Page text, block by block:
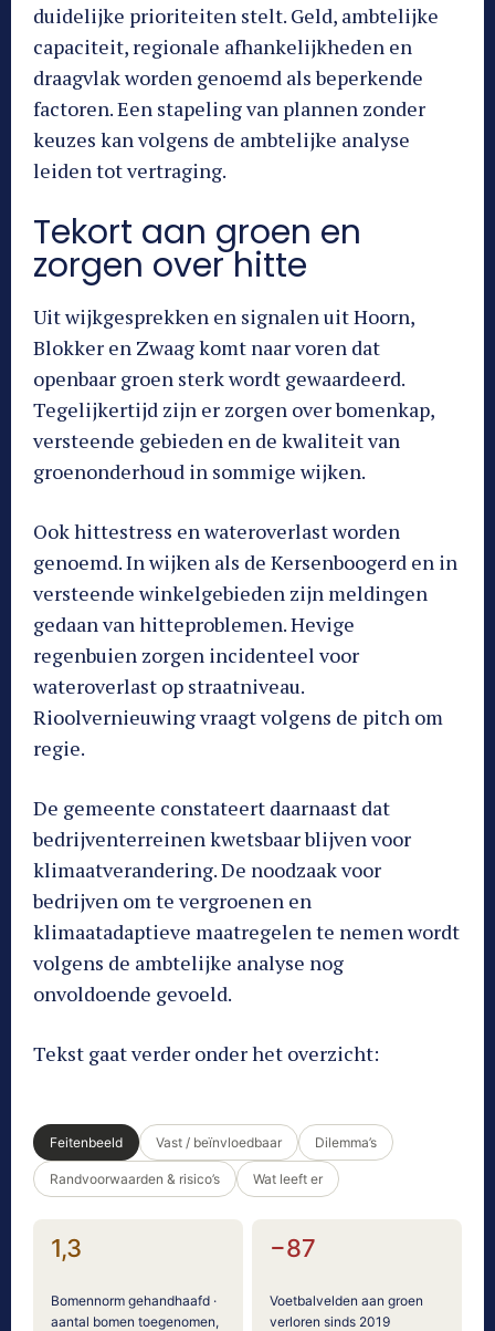
duidelijke prioriteiten stelt. Geld, ambtelijke
capaciteit, regionale afhankelijkheden en
draagvlak worden genoemd als beperkende
factoren. Een stapeling van plannen zonder
keuzes kan volgens de ambtelijke analyse
leiden tot vertraging.
Tekort aan groen en
zorgen over hitte
Uit wijkgesprekken en signalen uit Hoorn,
Blokker en Zwaag komt naar voren dat
openbaar groen sterk wordt gewaardeerd.
Tegelijkertijd zijn er zorgen over bomenkap,
versteende gebieden en de kwaliteit van
groenonderhoud in sommige wijken.
Ook hittestress en wateroverlast worden
genoemd. In wijken als de Kersenboogerd en in
versteende winkelgebieden zijn meldingen
gedaan van hitteproblemen. Hevige
regenbuien zorgen incidenteel voor
wateroverlast op straatniveau.
Rioolvernieuwing vraagt volgens de pitch om
regie.
De gemeente constateert daarnaast dat
bedrijventerreinen kwetsbaar blijven voor
klimaatverandering. De noodzaak voor
bedrijven om te vergroenen en
klimaatadaptieve maatregelen te nemen wordt
volgens de ambtelijke analyse nog
onvoldoende gevoeld.
Tekst gaat verder onder het overzicht:
Feitenbeeld Vast / beïnvloedbaar Dilemma’s
Randvoorwaarden & risico’s Wat leeft er
1,3
Bomennorm gehandhaafd ·
aantal bomen toegenomen,
−87
Voetbalvelden aan groen
verloren sinds 2019